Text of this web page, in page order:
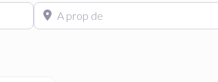
A prop de